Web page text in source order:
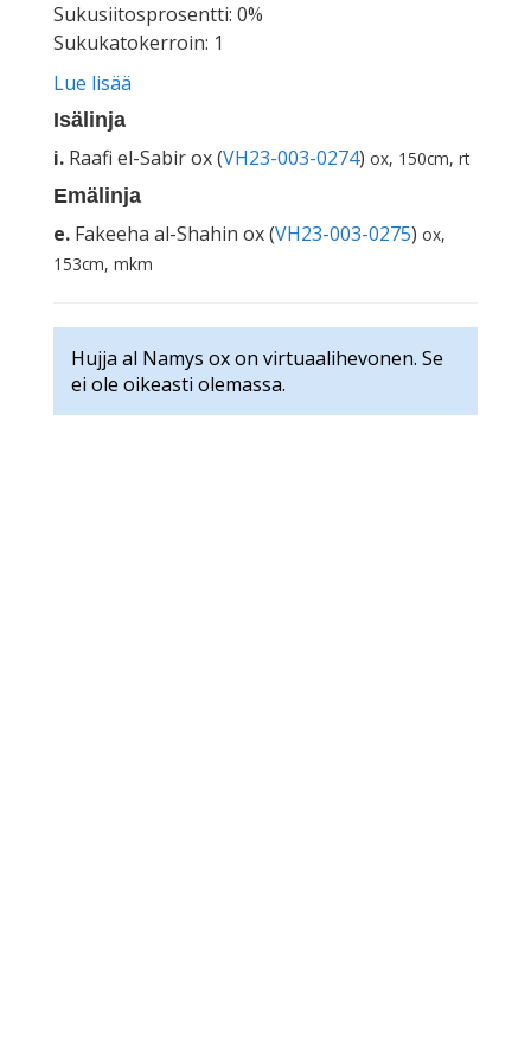
Sukusiitosprosentti: 0%
Sukukatokerroin: 1
Lue lisää
Isälinja
i. Raafi el-Sabir ox (VH23-003-0274) ox, 150cm, rt
Emälinja
e. Fakeeha al-Shahin ox (VH23-003-0275) ox,
153cm, mkm
Hujja al Namys ox on virtuaalihevonen. Se
ei ole oikeasti olemassa.